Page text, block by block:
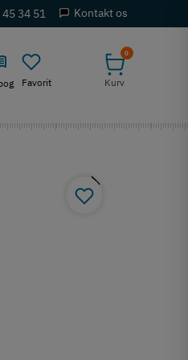
45 34 51 Kontakt os
Favorit
0
Kurv